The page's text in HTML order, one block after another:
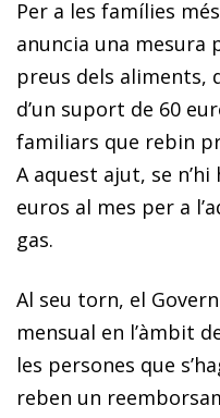
Per a les famílies
anuncia una mesura
preus dels aliments,
d’un suport de 60
familiars que rebin
A aquest ajut, se
euros al mes per a
gas.
Al seu torn, el
mensual en l’àmbit
les persones que
reben un